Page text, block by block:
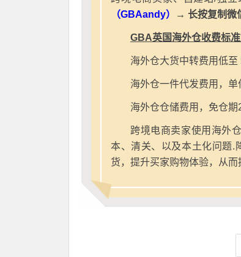
（GBAandy）
→ 长按复制微
GBA英国海外仓收费标准
海外仓大货中转费用低至
海外仓一件代发费用，
海外仓仓储费用，免仓期
跨境电商卖家使用海外
本、清关、以及本土化问题.
货，提升买家购物体验，从